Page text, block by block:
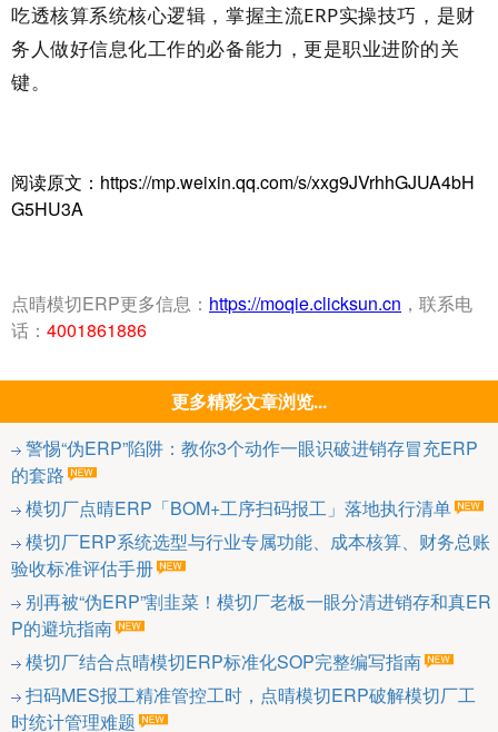
吃透核算系统核心逻辑，掌握主流ERP实操技巧，是财
务人做好信息化工作的必备能力，更是职业进阶的关
键。
阅读原文：https://mp.weixin.qq.com/s/xxg9JVrhhGJUA4bH
G5HU3A
点晴模切ERP更多信息： https://moqie.clicksun.cn ，联系电
话： 4001861886
更多精彩文章浏览...
警惕“伪ERP”陷阱：教你3个动作一眼识破进销存冒充ERP
的套路
模切厂点晴ERP「BOM+工序扫码报工」落地执行清单
模切厂ERP系统选型与行业专属功能、成本核算、财务总账
验收标准评估手册
别再被“伪ERP”割韭菜！模切厂老板一眼分清进销存和真ER
P的避坑指南
模切厂结合点晴模切ERP标准化SOP完整编写指南
扫码MES报工精准管控工时，点晴模切ERP破解模切厂工
时统计管理难题